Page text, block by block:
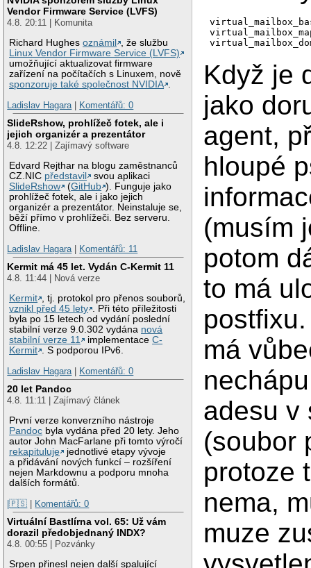
Vendor Firmware Service (LVFS)
4.8. 20:11 | Komunita
Richard Hughesoznámil
, že službu
Linux Vendor Firmware Service (LVFS)
umožňující aktualizovat firmware
zařízení na počítačích s Linuxem, nově
sponzoruje také společnost NVIDIA .
Ladislav Hagara | Komentářů: 0
SlideRshow, prohlížeč fotek, ale i
jejich organizér a prezentátor
4.8. 12:22 | Zajímavý software
Edvard Rejthar na blogu zaměstnanců
CZ.NIC představil
svou aplikaci
SlideRshow
(GitHub ). Funguje jako
prohlížeč fotek, ale i jako jejich
organizér a prezentátor. Neinstaluje se,
běží přímo v prohlížeči. Bez serveru.
Offline.
Ladislav Hagara | Komentářů: 11
Kermit má 45 let. Vydán C-Kermit 11
4.8. 11:44 | Nová verze
Kermit , tj. protokol pro přenos souborů,
vznikl před 45 lety . Při této příležitosti
byla po 15 letech od vydání poslední
stabilní verze 9.0.302 vydána nová
stabilní verze 11
implementaceC-
Kermit . S podporou IPv6.
Ladislav Hagara | Komentářů: 0
20 let Pandoc
4.8. 11:11 | Zajímavý článek
První verze konverzního nástroje
Pandoc byla vydána před 20 lety. Jeho
autor John MacFarlane při tomto výročí
rekapituluje
jednotlivé etapy vývoje
a přidávání nových funkcí – rozšíření
nejen Markdownu a podporu mnoha
dalších formátů.
|🇵🇸 | Komentářů: 0
Virtuální Bastlírna vol. 65: Už vám
dorazil předobjednaný INDX?
4.8. 00:55 | Pozvánky
Srpen přinesl nejen další spalující
Když je
jako
agent,
hloupé
(musím
potom
to má
má
adesu v
(soubor
protoze
nema,
muze